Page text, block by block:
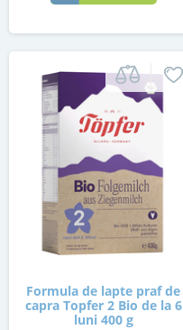
Formula de lapte praf de
capra Topfer 2 Bio de la 6
luni 400 g